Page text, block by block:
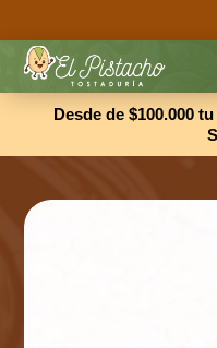
Desde de $100.000